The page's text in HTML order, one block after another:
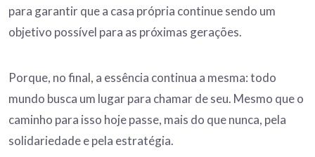
para garantir que a casa própria continue sendo um
objetivo possível para as próximas gerações.
Porque, no final, a essência continua a mesma: todo
mundo busca um lugar para chamar de seu. Mesmo que o
caminho para isso hoje passe, mais do que nunca, pela
solidariedade e pela estratégia.